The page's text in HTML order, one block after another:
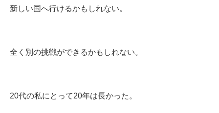
新しい国へ行けるかもしれない。
全く別の挑戦ができるかもしれない。
20代の私にとって20年は長かった。